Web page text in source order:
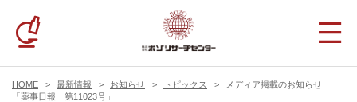
HOME 最新情報 お知らせ トピックス
メディア掲載のお知らせ
「薬事日報 第11023号」